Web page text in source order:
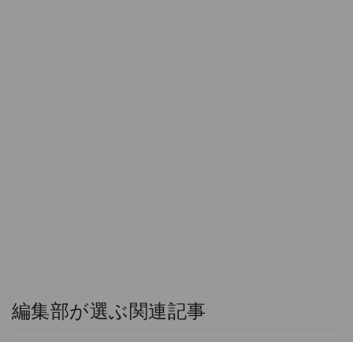
編集部が選ぶ関連記事